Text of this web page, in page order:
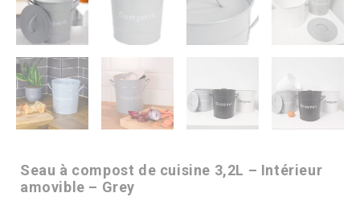
Seau à compost de cuisine 3,2L – Intérieur
amovible – Grey